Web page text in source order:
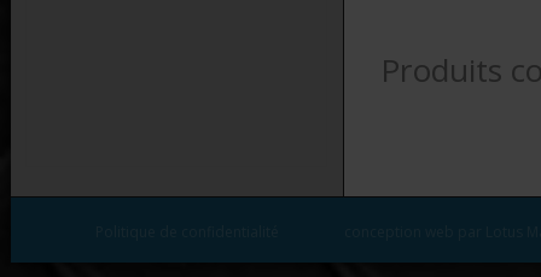
Produits